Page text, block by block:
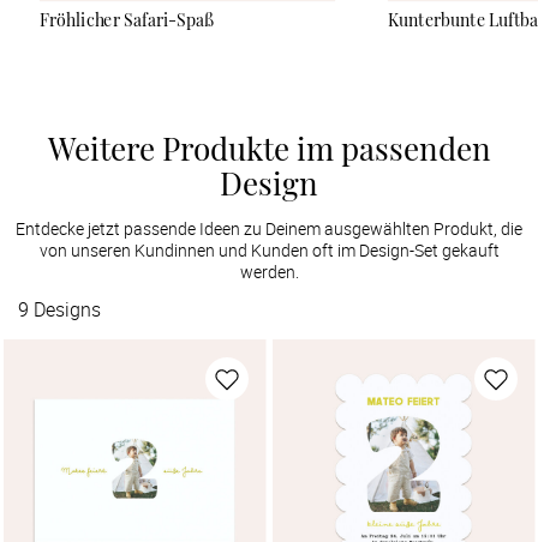
Fröhlicher Safari-Spaß Kunterbunte
Weitere Produkte im passenden
Design
Entdecke jetzt passende Ideen zu Deinem ausgewählten Produkt, die
von unseren Kundinnen und Kunden oft im Design-Set gekauft
werden.
9 Designs